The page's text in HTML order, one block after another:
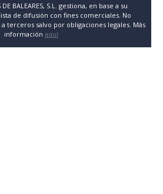
DE BALEARES, S.L. gestiona, en base a su
de difusión con fines comerciales. No
terceros salvo por obligaciones legales. Más
información aquí